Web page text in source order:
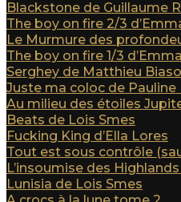
Blackstone de Guillaume
The boy on fire 2/3
Le Murmure des
The boy on fire 1/3
Serghey de Matthieu
Juste ma coloc de Pauline
Au milieu des étoiles
Beats de Lois Smes
Fucking King d’Ella Lores
Tout est sous contrôle
L’insoumise des Highlands
Lunisia de Lois Smes